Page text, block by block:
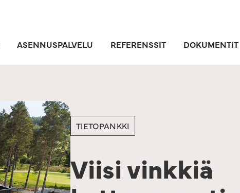
ASENNUSPALVELU REFERENSSIT DOKUMENTIT
TIETOPANKKI
Viisi vinkkiä